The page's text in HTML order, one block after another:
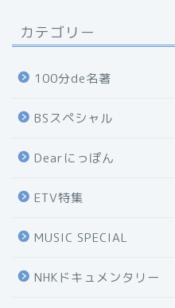
カテゴリー
100分de名著
BSスペシャル
Dearにっぽん
ETV特集
MUSIC SPECIAL
NHKドキュメンタリー